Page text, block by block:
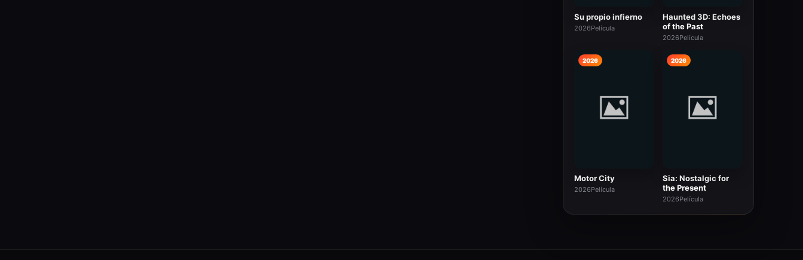
Su propio infierno
2026Película
Haunted 3D: Echoes
of the Past
2026Película
2026
Motor City
2026Película
2026
Sia: Nostalgic for
the Present
2026Película